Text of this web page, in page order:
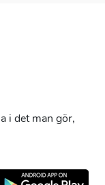
i det man gör,